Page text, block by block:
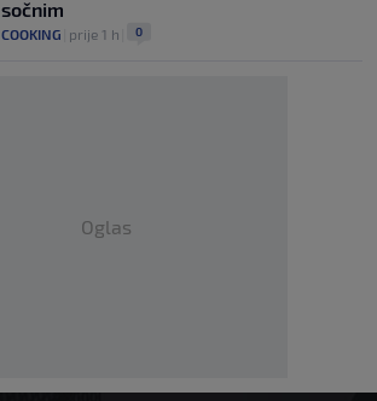
sočnim
COOKING prije 1 h 0
Oglas